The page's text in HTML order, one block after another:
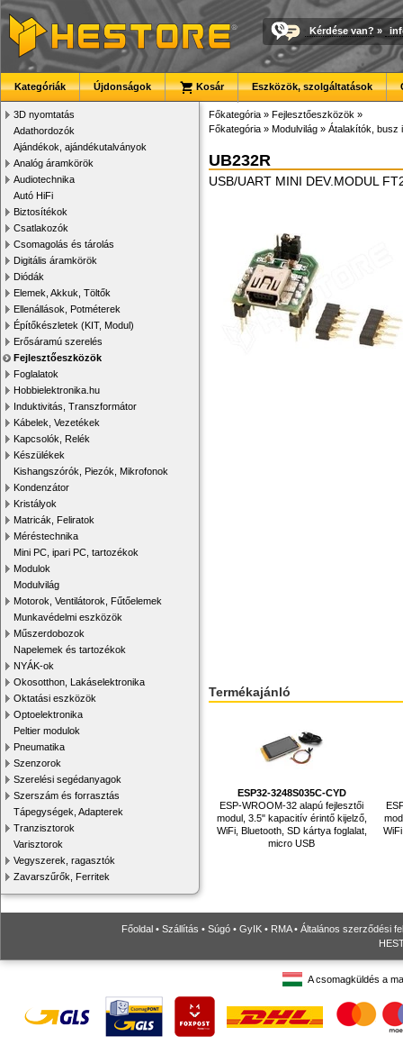
Kérdése van? »
Kategóriák Újdonságok Kosár Eszközök, szolgáltatások
3D nyomtatás
Adathordozók
Ajándékok, ajándékutalványok
Analóg áramkörök
Audiotechnika
Autó HiFi
Biztosítékok
Csatlakozók
Csomagolás és tárolás
Digitális áramkörök
Diódák
Elemek, Akkuk, Töltők
Ellenállások, Potméterek
Építőkészletek (KIT, Modul)
Erősáramú szerelés
Fejlesztőeszközök
Foglalatok
Hobbielektronika.hu
Induktivitás, Transzformátor
Kábelek, Vezetékek
Kapcsolók, Relék
Készülékek
Kishangszórók, Piezók, Mikrofonok
Kondenzátor
Kristályok
Matricák, Feliratok
Méréstechnika
Mini PC, ipari PC, tartozékok
Modulok
Modulvilág
Motorok, Ventilátorok, Fűtőelemek
Munkavédelmi eszközök
Műszerdobozok
Napelemek és tartozékok
NYÁK-ok
Okosotthon, Lakáselektronika
Oktatási eszközök
Optoelektronika
Peltier modulok
Pneumatika
Szenzorok
Szerelési segédanyagok
Szerszám és forrasztás
Tápegységek, Adapterek
Tranzisztorok
Varisztorok
Vegyszerek, ragasztók
Zavarszűrők, Ferritek
Főkategória » Fejlesztőeszközök »
Főkategória » Modulvilág » Átalakítók, busz
UB232R
USB/UART MINI DEV.MODUL
Termékajánló
ESP32-3248S035C-CYD
ESP-WROOM-32 alapú fejlesztői
modul, 3.5" kapacitív érintő kijelző,
WiFi, Bluetooth, SD kártya foglalat,
micro USB
Főoldal • Szállítás • Súgó • GyIK • RMA• Általános szerződési
A csomagküldés a